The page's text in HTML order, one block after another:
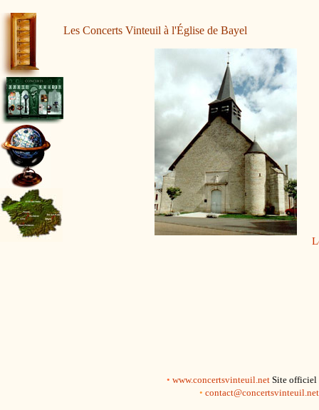
Les Concerts Vinteuil à l'Église de Bayel
• www.concertsvinteuil.net Site officiel
• contact@concertsvinteuil.net